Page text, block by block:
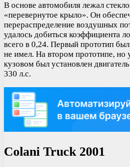
В основе автомобиля лежал
«перевернутое крыло». Он
перераспределение воздушных
удалось добиться коэффициента
всего в 0,24. Первый прототип
не имел. На втором прототипе,
кузовом был установлен
330 л.с.
Colani Truck 2001